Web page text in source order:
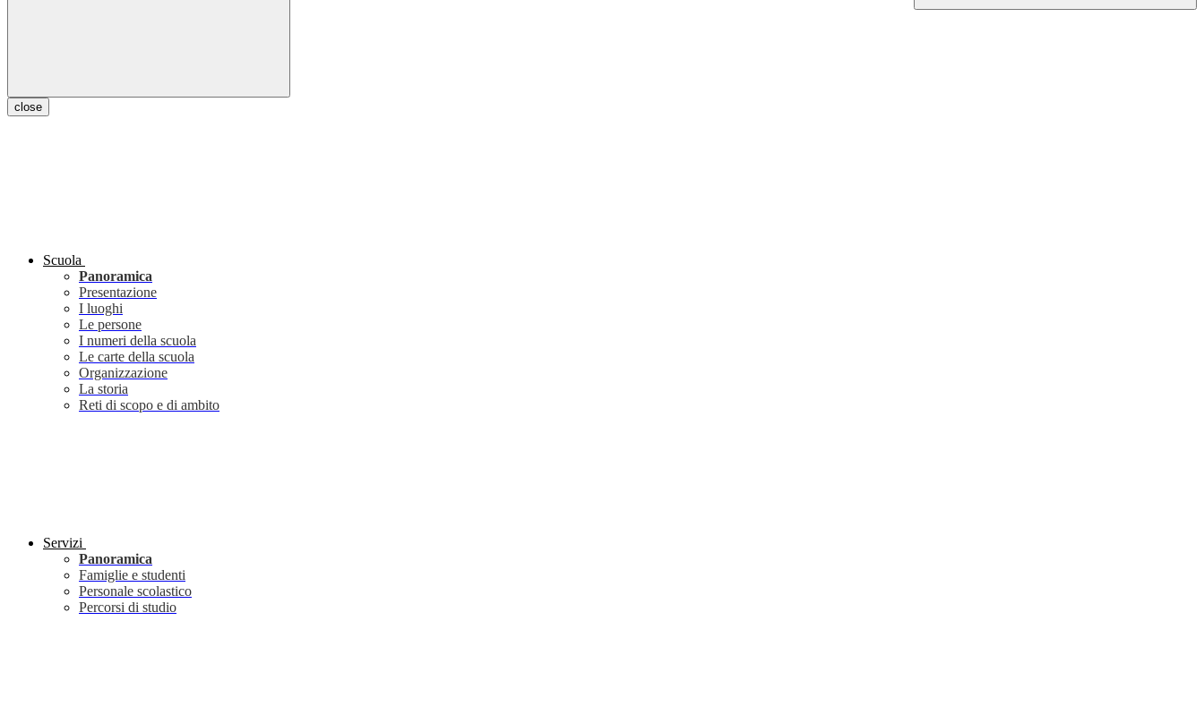
close
Scuola
Panoramica
Presentazione
I luoghi
Le persone
I numeri della scuola
Le carte della scuola
Organizzazione
La storia
Reti di scopo e di ambito
Servizi
Panoramica
Famiglie e studenti
Personale scolastico
Percorsi di studio